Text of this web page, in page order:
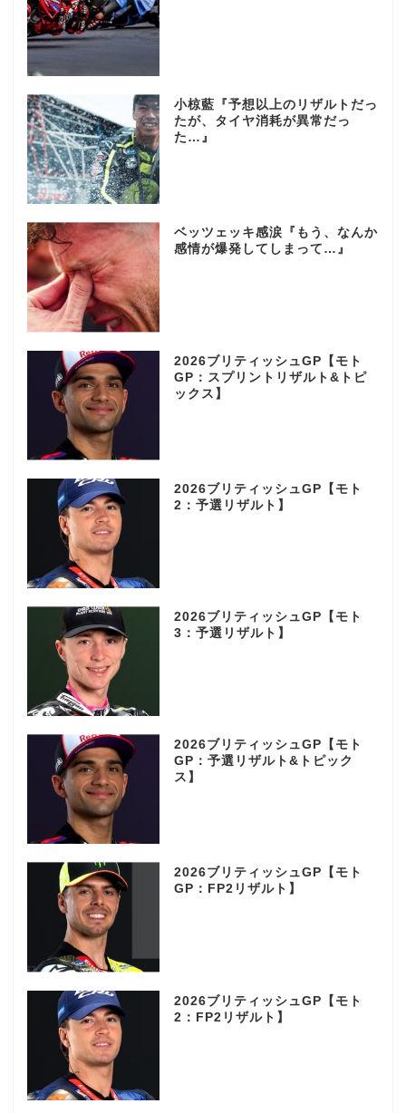
小椋藍『予想以上のリザルトだっ
たが、タイヤ消耗が異常だっ
た…』
ベッツェッキ感涙『もう、なんか
感情が爆発してしまって…』
2026ブリティッシュGP【モト
GP：スプリントリザルト&トピ
ックス】
2026ブリティッシュGP【モト
2：予選リザルト】
2026ブリティッシュGP【モト
3：予選リザルト】
2026ブリティッシュGP【モト
GP：予選リザルト&トピック
ス】
2026ブリティッシュGP【モト
GP：FP2リザルト】
2026ブリティッシュGP【モト
2：FP2リザルト】